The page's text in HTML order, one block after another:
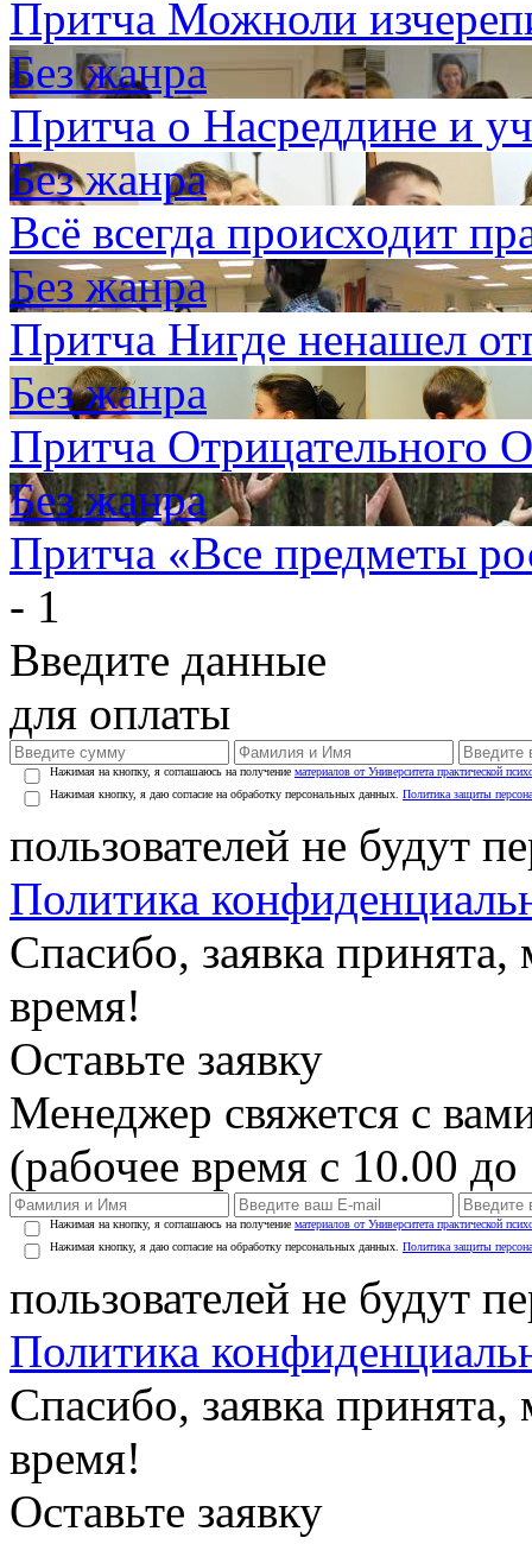
Притча Можноли
Без жанра
Притча о Насреддине и
Без жанра
Всё всегда происходит
Без жанра
Притча Нигде ненашел
Без жанра
Притча Отрицательного
Без жанра
Притча «Все предметы
- 1
Введите данные
для оплаты
Нажимая на кнопку, я соглашаюсь на получение материалов от Университета практической
Нажимая кнопку, я даю согласие на обработку персональных данных. Политика защиты
пользователей не будут
Политика
Спасибо, заявка
время!
Оставьте заявку
Менеджер свяжется с
(рабочее время с 10.00
Нажимая на кнопку, я соглашаюсь на получение материалов от Университета практической
Нажимая кнопку, я даю согласие на обработку персональных данных. Политика защиты
пользователей не будут
Политика
Спасибо, заявка
время!
Оставьте заявку